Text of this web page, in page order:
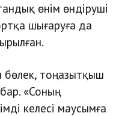
өнім өндіруші
шығаруға да
тоңазытқыш
«Соның
келесі маусымға